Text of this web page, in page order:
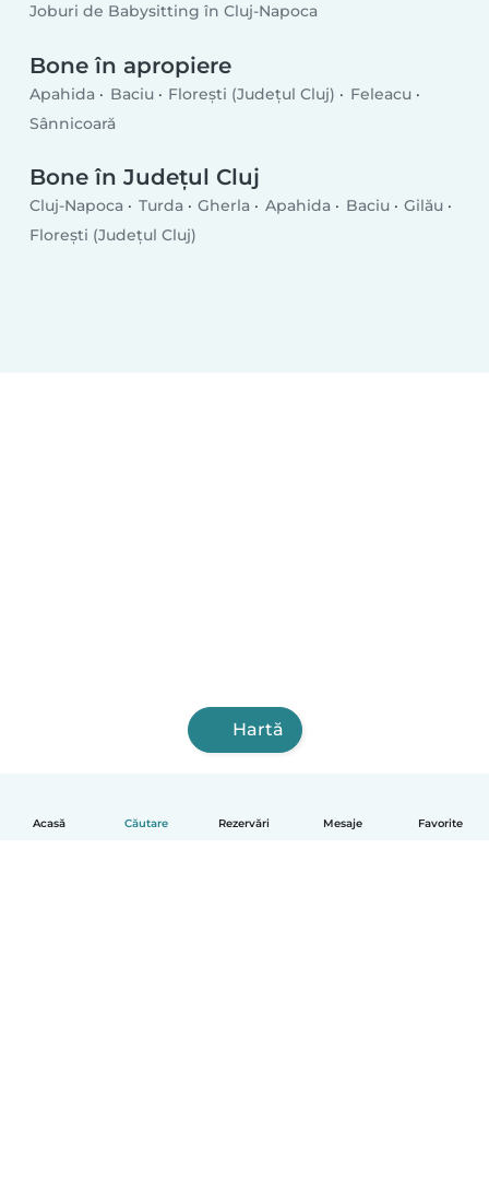
Acasă Căutare Rezervări Mesaje Favorite
Joburi de Babysitting în Cluj-Napoca
Bone în apropiere
Apahida Baciu Floreşti (Județul Cluj)
Feleacu
Sânnicoară
Bone în Județul Cluj
Cluj-Napoca Turda Gherla Apahida Baciu
Gilău
Floreşti (Județul Cluj)
Hartă